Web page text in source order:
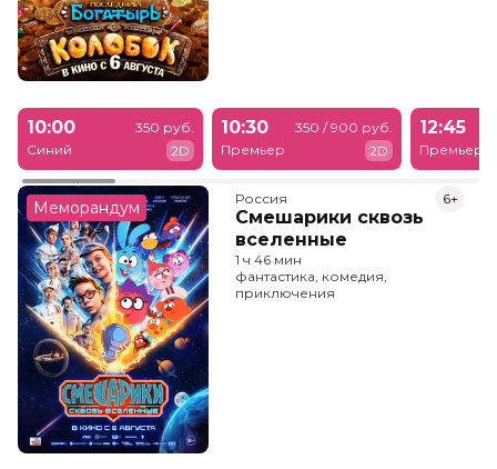
10:00
Синий
350 руб.
2D
10:30
Премьер
350 / 900 руб.
2D
12:45
Премьер
Меморандум Россия
Смешарики сквозь
вселенные
6+
1 ч 46 мин
фантастика, комедия,
приключения